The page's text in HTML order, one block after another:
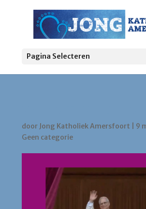
Pagina Selecteren
door Jong Katholiek Amersfoort 9
Geen categorie